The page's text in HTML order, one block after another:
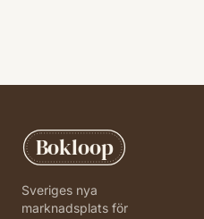
Bokloop
Sveriges nya
marknadsplats för